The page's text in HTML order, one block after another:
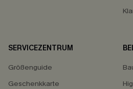
SERVICEZENTRUM
Größenguide
Geschenkkarte